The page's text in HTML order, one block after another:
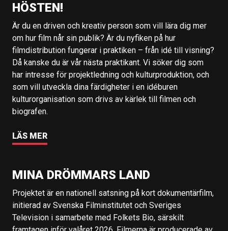
HÖSTEN!
Är du en driven och kreativ person som vill lära dig mer
om hur film når sin publik? Är du nyfiken på hur
filmdistribution fungerar i praktiken – från idé till visning?
Då kanske du är vår nästa praktikant. Vi söker dig som
har intresse för projektledning och kulturproduktion, och
som vill utveckla dina färdigheter i en idéburen
kulturorganisation som drivs av kärlek till filmen och
biografen.
LÄS MER
MINA DRÖMMARS LAND
Projektet är en nationell satsning på kort dokumentärfilm,
initierad av Svenska Filminstitutet och Sveriges
Television i samarbete med Folkets Bio, särskilt